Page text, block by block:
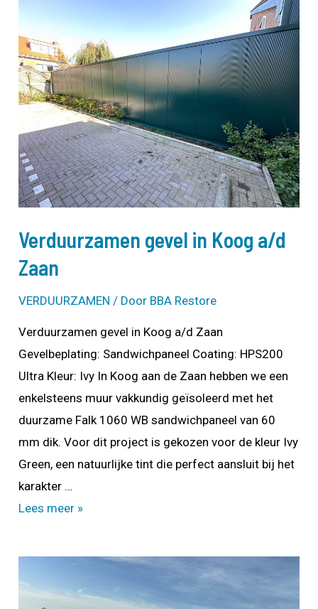
in
Alkmaar
Verduurzamen gevel in Koog a/d
Zaan
VERDUURZAMEN / Door BBA Restore
Verduurzamen gevel in Koog a/d Zaan
Gevelbeplating: Sandwichpaneel Coating: HPS200
Ultra Kleur: Ivy In Koog aan de Zaan hebben we een
enkelsteens muur vakkundig geïsoleerd met het
duurzame Falk 1060 WB sandwichpaneel van 60
mm dik. Voor dit project is gekozen voor de kleur Ivy
Green, een natuurlijke tint die perfect aansluit bij het
karakter …
Verduurzamen
Lees meer »